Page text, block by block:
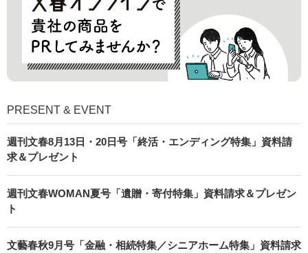
PRESENT & EVENT
週刊文春8月13日・20日号「終活・エンディング特集」資料請
求＆プレゼント
週刊文春WOMAN夏号「遺贈・寄付特集」資料請求＆プレゼン
ト
文藝春秋9月号「金融・相続特集／シニアホーム特集」資料請求